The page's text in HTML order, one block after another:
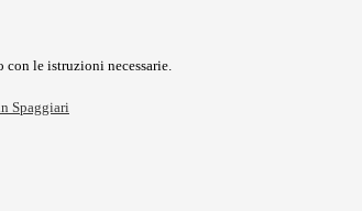
le istruzioni necessarie.
Spaggiari